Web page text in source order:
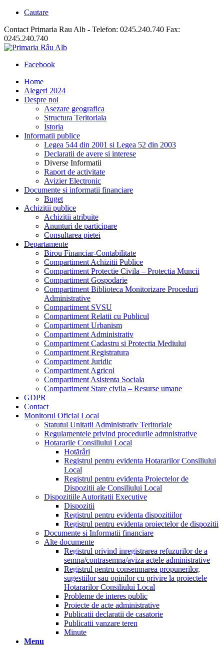
Cautare
Contact Primaria Rau Alb - Telefon: 0245.240.740 Fax:
0245.240.740
Facebook
Home
Alegeri 2024
Despre noi
Asezare geografica
Structura Teritoriala
Istoria
Informatii publice
Legea 544 din 2001 si Legea 52 din 2003
Declaratii de avere si interese
Diverse Informatii
Raport de activitate
Avizier Electronic
Documente si informatii financiare
Buget
Achizitii publice
Achizitii atribuite
Anunturi de participare
Consultarea pietei
Departamente
Birou Financiar-Contabilitate
Compartiment Achizitii Publice
Compartiment Protectie Civila – Protectia Muncii
Compartiment Gospodarie
Compartiment Biblioteca Monitorizare Proceduri
Administrative
Compartiment SVSU
Compartiment Relatii cu Publicul
Compartiment Urbanism
Compartiment Administrativ
Compartiment Cadastru si Protectia Mediului
Compartiment Registratura
Compartiment Juridic
Compartiment Agricol
Compartiment Asistenta Sociala
Compartiment Stare civila – Resurse umane
GDPR
Contact
Monitorul Oficial Local
Statutul Unitatii Administrativ Teritoriale
Regulamentele privind procedurile admnistrative
Hotararile Consiliului Local
Hotărâri
Registrul pentru evidenta Hotararilor Consiliului
Local
Registrul pentru evidenta Proiectelor de
Dispozitii ale Consiliului Local
Dispozitiile Autoritatii Executive
Dispozitii
Registrul pentru evidenta dispozitiilor
Registrul pentru evidenta proiectelor de dispozitii
Documente si Informatii financiare
Alte documente
Registrul privind inregistrarea refuzurilor de a
semna/contrasemna/aviza actele administrative
Registrul pentru consemnarea propunerilor,
sugestiilor sau opinilor cu privire la proiectele
Hotararilor Consiliului Local
Probleme de interes public
Proiecte de acte administrative
Publicatii declaratii de casatorie
Publicatii vanzare teren
Minute
Menu